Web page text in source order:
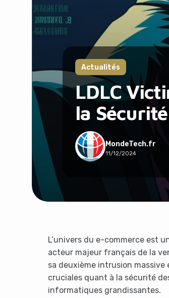
Actualités
LDLC
la
MondeTech.fr
11/12/2024
L’univers du e-commerce est
acteur majeur français de la
sa deuxième intrusion
cruciales quant à la sécurité
informatiques grandissantes.